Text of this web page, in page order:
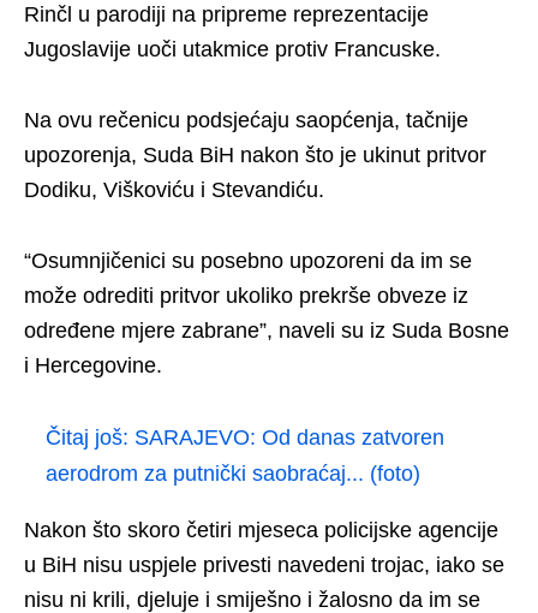
Rinčl u parodiji na pripreme reprezentacije
Jugoslavije uoči utakmice protiv Francuske.
Na ovu rečenicu podsjećaju saopćenja, tačnije
upozorenja, Suda BiH nakon što je ukinut pritvor
Dodiku, Viškoviću i Stevandiću.
“Osumnjičenici su posebno upozoreni da im se
može odrediti pritvor ukoliko prekrše obveze iz
određene mjere zabrane”, naveli su iz Suda Bosne
i Hercegovine.
Čitaj još: SARAJEVO: Od danas zatvoren
aerodrom za putnički saobraćaj... (foto)
Nakon što skoro četiri mjeseca policijske agencije
u BiH nisu uspjele privesti navedeni trojac, iako se
nisu ni krili, djeluje i smiješno i žalosno da im se